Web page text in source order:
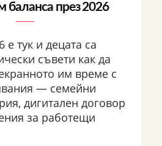
баланса през 2026
е тук и децата са
съвети как да
им време с
— семейни
дигитален договор
за работещи